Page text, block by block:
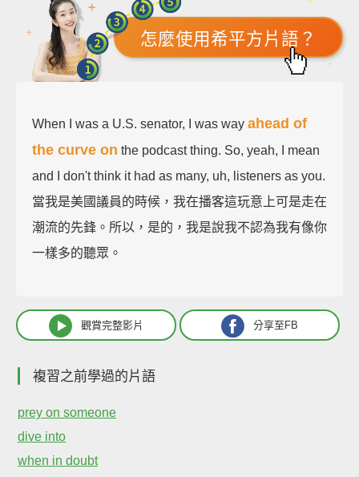
怎麼使用希平方片語？
When I was a U.S. senator, I was way ahead of
the curve on the podcast thing. So, yeah, I mean
and I don't think it had as many, uh, listeners as you.
當我是美國議員的時候，我在播客這玩意上可是走在
潮流的先鋒。所以，是的，我是說我不認為我有像你
一樣多的聽眾。
觀賞完整影片 分享至FB
複習之前學過的片語
prey on someone
dive into
when in doubt